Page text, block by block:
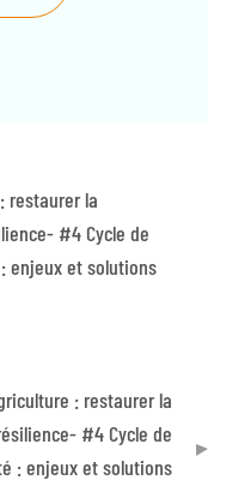
restaurer la
#4 Cycle de
enjeux et solutions
: restaurer la
#4 Cycle de
: enjeux et solutions